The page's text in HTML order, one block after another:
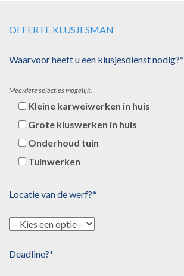
OFFERTE KLUSJESMAN
Waarvoor heeft u een klusjesdienst nodig?*
Meerdere selecties mogelijk.
Kleine karweiwerken in huis
Grote kluswerken in huis
Onderhoud tuin
Tuinwerken
Locatie van de werf?*
Deadline?*